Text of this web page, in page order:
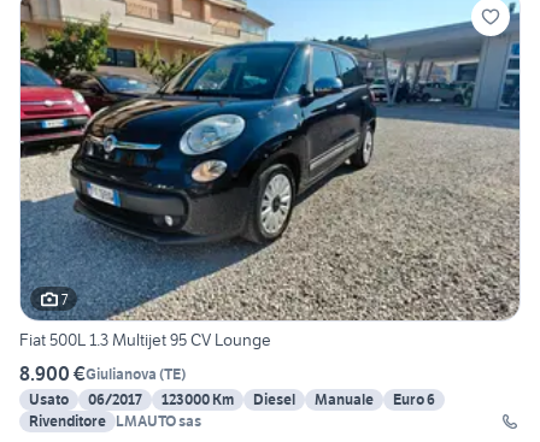
7
Fiat 500L 1.3 Multijet 95 CV Lounge
8.900 €Giulianova (TE)
Usato
06/2017 123000 Km Diesel Manuale
Euro 6
Rivenditore LMAUTO sas